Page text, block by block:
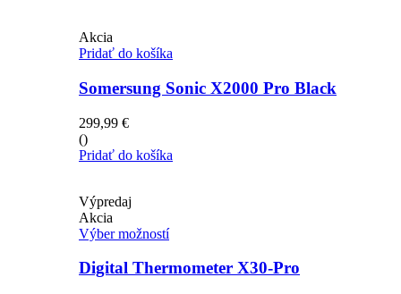
Akcia
Pridať do košíka
Somersung Sonic X2000 Pro Black
299,99 €
()
Pridať do košíka
Výpredaj
Akcia
Výber možností
Digital Thermometer X30-Pro